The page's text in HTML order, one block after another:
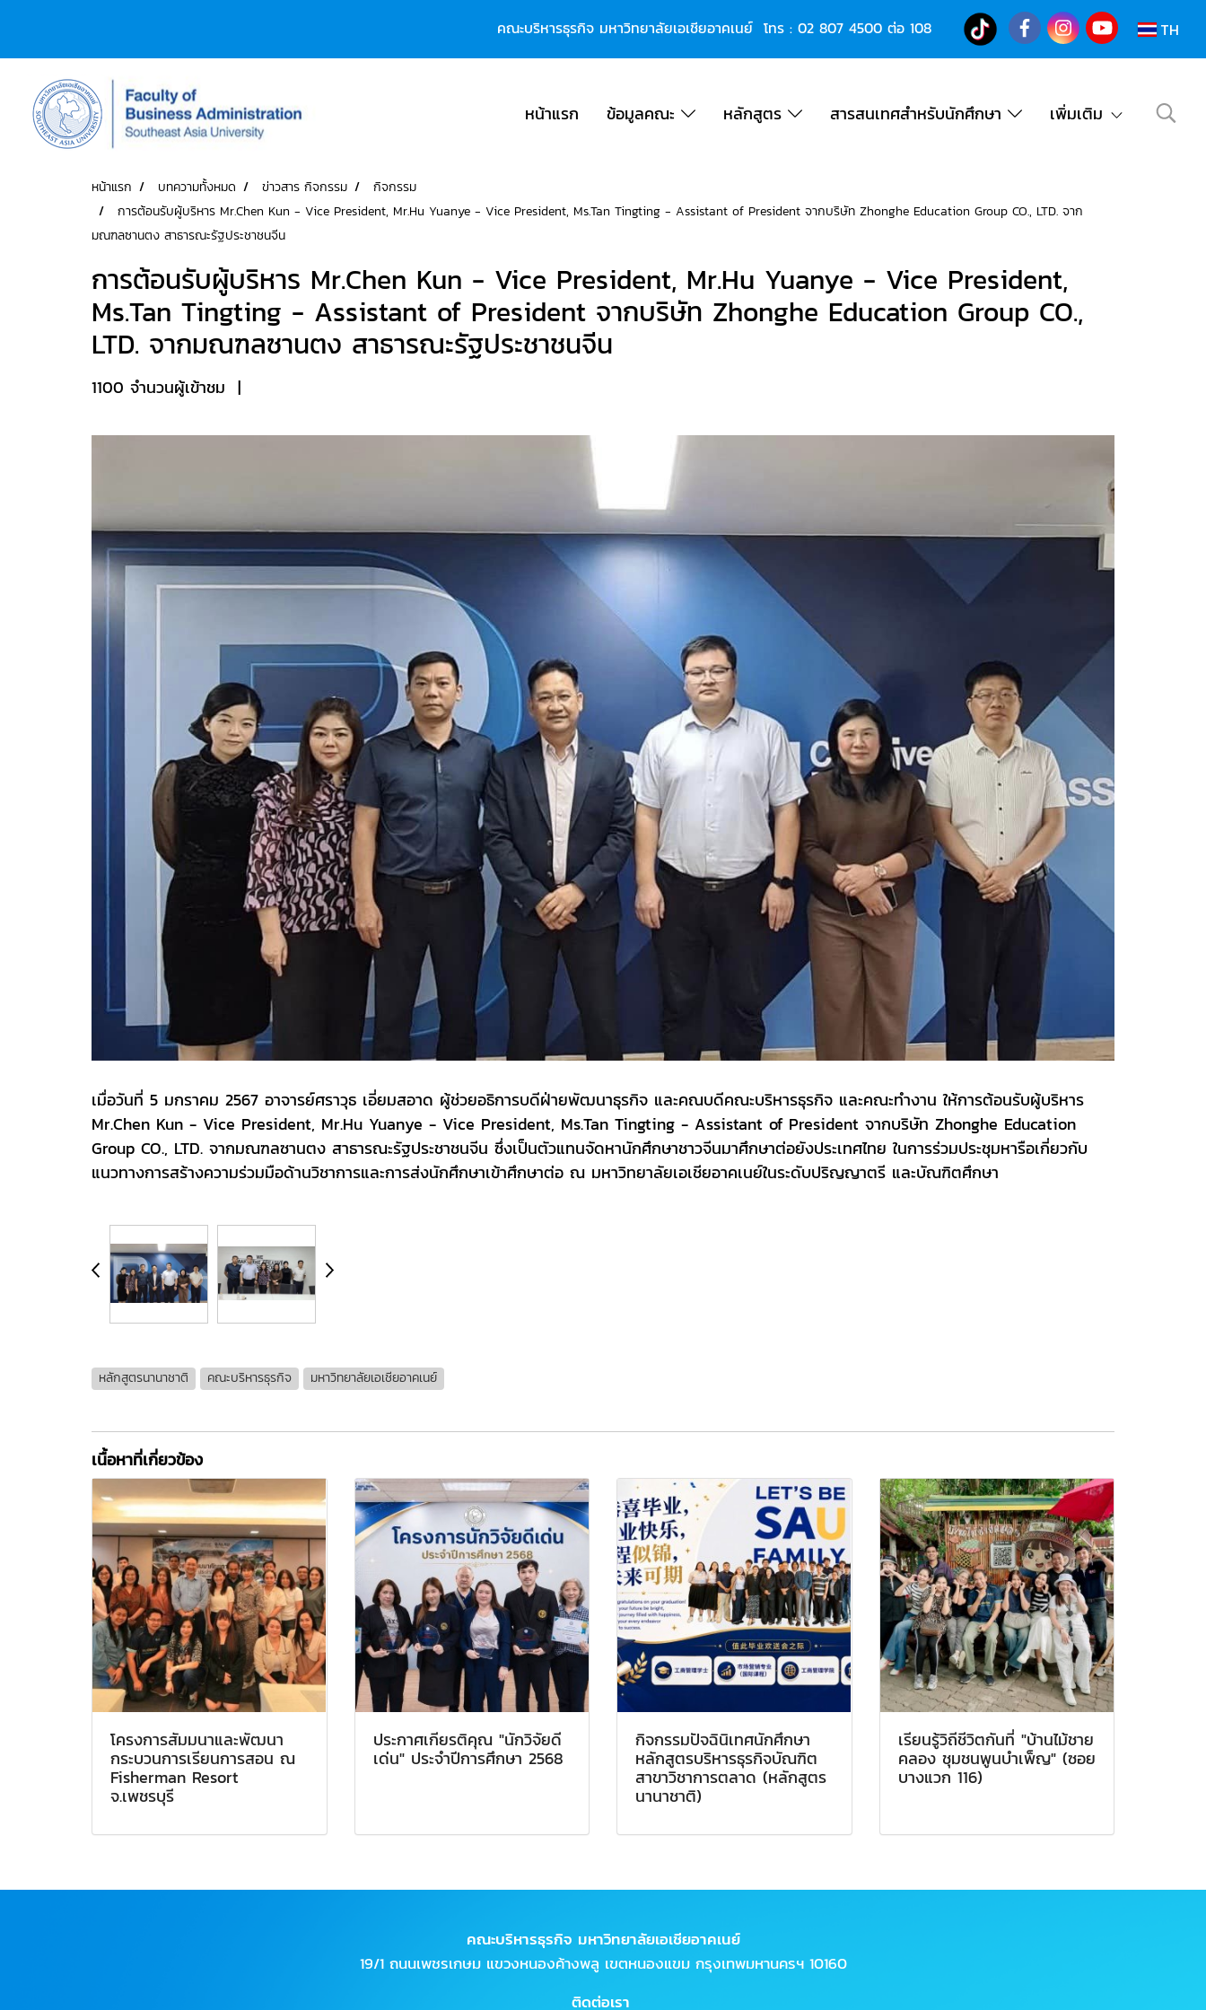
คณะบริหารธุรกิจ มหาวิทยาลัยเอเชียอาคเนย์ โทร : 02 807 4500ต่อ 108 TH
หน้าแรก ข้อมูลคณะ หลักสูตร สารสนเทศสำหรับนักศึกษา เพิ่มเติม
หน้าแรก บทความทั้งหมด ข่าวสาร กิจกรรม
กิจกรรม
การต้อนรับผู้บริหาร Mr.Chen Kun - Vice President, Mr.Hu Yuanye - Vice President, Ms.Tan Tingting - Assistant of President จากบริษัท Zhonghe Education Group CO., LTD. จาก
มณฑลซานตง สาธารณะรัฐประชาชนจีน
การต้อนรับผู้บริหาร Mr.Chen Kun - Vice President, Mr.Hu Yuanye - Vice President,
Ms.Tan Tingting - Assistant of President จากบริษัท Zhonghe Education Group CO.,
LTD. จากมณฑลซานตง สาธารณะรัฐประชาชนจีน
1100 จำนวนผู้เข้าชม |
เมื่อวันที่ 5 มกราคม 2567 อาจารย์ศราวุธ เอี่ยมสอาด ผู้ช่วยอธิการบดีฝ่ายพัฒนาธุรกิจ และคณบดีคณะบริหารธุรกิจ และคณะทำงาน ให้การต้อนรับผู้บริหาร
Mr.Chen Kun - Vice President, Mr.Hu Yuanye - Vice President, Ms.Tan Tingting - Assistant of President จากบริษัท Zhonghe Education
Group CO., LTD. จากมณฑลซานตง สาธารณะรัฐประชาชนจีน ซึ่งเป็นตัวแทนจัดหานักศึกษาชาวจีนมาศึกษาต่อยังประเทศไทย ในการร่วมประชุมหารือเกี่ยวกับ
แนวทางการสร้างความร่วมมือด้านวิชาการและการส่งนักศึกษาเข้าศึกษาต่อ ณ มหาวิทยาลัยเอเชียอาคเนย์ในระดับปริญญาตรี และบัณฑิตศึกษา
หลักสูตรนานาชาติ คณะบริหารธุรกิจ มหาวิทยาลัยเอเชียอาคเนย์
เนื้อหาที่เกี่ยวข้อง
โครงการสัมมนาและพัฒนา
กระบวนการเรียนการสอน ณ
Fisherman Resort
จ.เพชรบุรี
ประกาศเกียรติคุณ "นักวิจัยดี
เด่น" ประจำปีการศึกษา 2568
กิจกรรมปัจฉินิเทศนักศึกษา
หลักสูตรบริหารธุรกิจบัณฑิต
สาขาวิชาการตลาด (หลักสูตร
นานาชาติ)
เรียนรู้วิถีชีวิตกันที่ "บ้านไม้ชาย
คลอง ชุมชนพูนบำเพ็ญ" (ซอย
บางแวก 116)
คณะบริหารธุรกิจ มหาวิทยาลัยเอเชียอาคเนย์
19/1 ถนนเพชรเกษม แขวงหนองค้างพลู เขตหนองแขม กรุงเทพมหานครฯ 10160
ติดต่อเรา